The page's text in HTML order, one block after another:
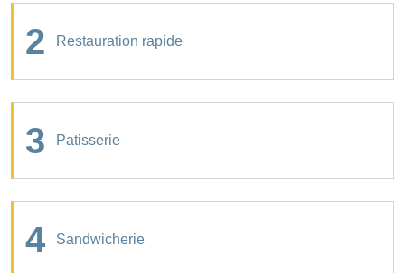
2 Restauration rapide
3 Patisserie
4 Sandwicherie